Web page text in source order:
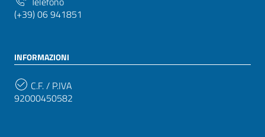
(+39) 06 941851
INFORMAZIONI
C.F. / P.IVA
92000450582